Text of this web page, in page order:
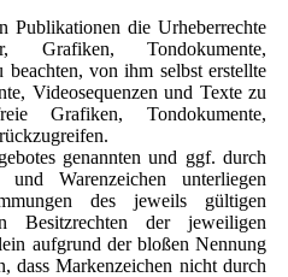
Publikationen die Urheberrechte
Grafiken, Tondokumente,
beachten, von ihm selbst erstellte
Videosequenzen und Texte zu
Grafiken, Tondokumente,
genannten und ggf. durch
Warenzeichen unterliegen
des jeweils gültigen
Besitzrechten der jeweiligen
aufgrund der bloßen Nennung
dass Markenzeichen nicht durch